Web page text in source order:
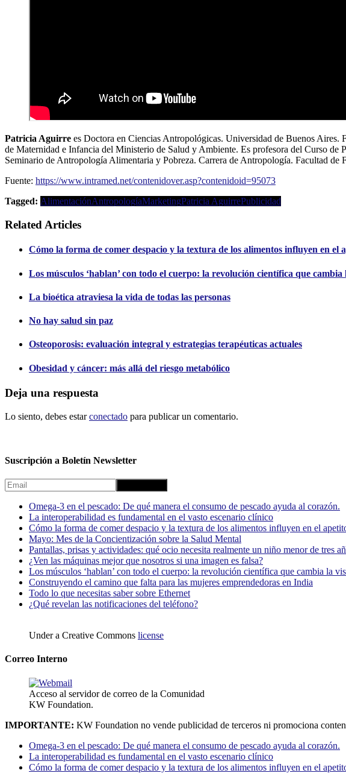
Patricia Aguirre es Doctora en Ciencias Antropológicas. Universidad de Buenos
de Maternidad e Infancia del Ministerio de Salud y Ambiente. Es profesora del Curso
Seminario de Antropología Alimentaria y Pobreza. Carrera de Antropología. Facultad
Fuente: https://www.intramed.net/contenidover.asp?contenidoid=95073
Tagged: AlimentaciónAntropologíaMarketingPatricia AguirrePublicidad
Related Articles
Cómo la forma de comer despacio y la textura de los alimentos influyen en el
Los músculos ‘hablan’ con todo el cuerpo: la revolución científica que
La bioética atraviesa la vida de todas las personas
No hay salud sin paz
Osteoporosis: evaluación integral y estrategias terapéuticas actuales
Obesidad y cáncer: más allá del riesgo metabólico
Deja una respuesta
Lo siento, debes estarconectado para publicar un comentario.
Suscripción a Boletín Newsletter
Omega-3 en el pescado: De qué manera el consumo de pescado ayuda al corazón.
La interoperabilidad es fundamental en el vasto escenario clínico
Cómo la forma de comer despacio y la textura de los alimentos influyen en el
Mayo: Mes de la Concientización sobre la Salud Mental
Pantallas, prisas y actividades: qué ocio necesita realmente un niño menor de tres
¿Ven las máquinas mejor que nosotros si una imagen es falsa?
Los músculos ‘hablan’ con todo el cuerpo: la revolución científica que cambia la
Construyendo el camino que falta para las mujeres emprendedoras en India
Todo lo que necesitas saber sobre Ethernet
¿Qué revelan las notificaciones del teléfono?
Under a Creative Commons license
Correo Interno
Acceso al servidor de correo de la Comunidad
KW Foundation.
IMPORTANTE: KW Foundation no vende publicidad de terceros ni promociona
Omega-3 en el pescado: De qué manera el consumo de pescado ayuda al corazón.
La interoperabilidad es fundamental en el vasto escenario clínico
Cómo la forma de comer despacio y la textura de los alimentos influyen en el